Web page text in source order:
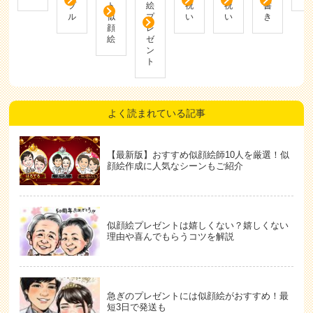
プ
ル
ト
似
顔
絵
絵
プ
レ
ゼ
ン
ト
祝
い
祝
い
書
き
よく読まれている記事
【最新版】おすすめ似顔絵師10人を厳選！似
顔絵作成に人気なシーンもご紹介
似顔絵プレゼントは嬉しくない？嬉しくない
理由や喜んでもらうコツを解説
急ぎのプレゼントには似顔絵がおすすめ！最
短3日で発送も